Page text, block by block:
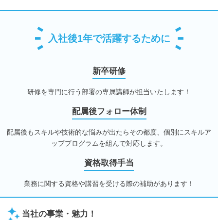
入社後1年で活躍するために
新卒研修
研修を専門に行う部署の専属講師が担当いたします！
配属後フォロー体制
配属後もスキルや技術的な悩みが出たらその都度、個別にスキルア
ッププログラムを組んで対応します。
資格取得手当
業務に関する資格や講習を受ける際の補助があります！
当社の事業・魅力！